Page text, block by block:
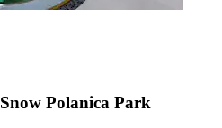
Polanica Park